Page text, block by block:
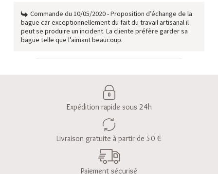
Commande du 10/05/2020 - Proposition d’échange de la
bague car exceptionnellement du fait du travail artisanal il
peut se produire un incident. La cliente préfère garder sa
bague telle que l’aimant beaucoup.
Expédition rapide sous 24h
Livraison gratuite à partir de 50 €
Paiement sécurisé